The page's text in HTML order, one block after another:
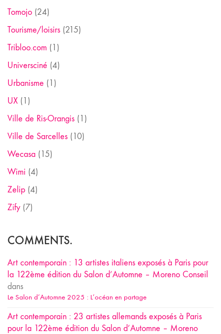
Tomojo (24)
Tourisme/loisirs (215)
Tribloo.com (1)
Universciné (4)
Urbanisme (1)
UX (1)
Ville de Ris-Orangis (1)
Ville de Sarcelles (10)
Wecasa (15)
Wimi (4)
Zelip (4)
Zify (7)
COMMENTS.
Art contemporain : 13 artistes italiens exposés à Paris pour
la 122ème édition du Salon d’Automne – Moreno Conseil
dans
Le Salon d’Automne 2025 : L’océan en partage
Art contemporain : 23 artistes allemands exposés à Paris
pour la 122ème édition du Salon d’Automne – Moreno